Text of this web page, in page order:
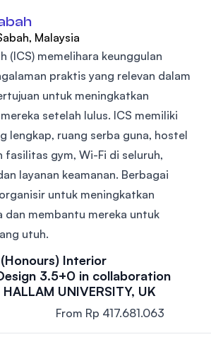
Malaysia
(ICS) memelihara keunggulan
praktis yang relevan dalam
untuk meningkatkan
setelah lulus. ICS memiliki
lengkap, ruang serba guna, hostel
fasilitas gym, Wi-Fi di seluruh,
layanan keamanan. Berbagai
untuk meningkatkan
dan membantu mereka untuk
utuh.
Interior
3.5+0 in collaboration
UNIVERSITY, UK
From Rp 417.681.063